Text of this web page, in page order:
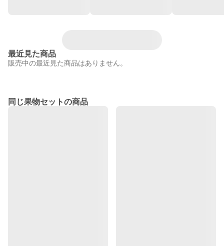
最近見た商品
販売中の最近見た商品はありません。
同じ果物セットの商品